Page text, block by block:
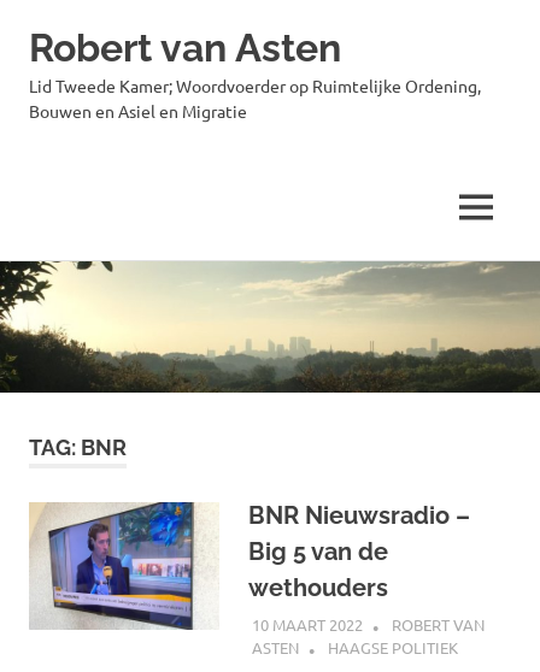
Ga
naar
de
inhoud
Robert van Asten
Lid Tweede Kamer; Woordvoerder op Ruimtelijke Ordening,
Bouwen en Asiel en Migratie
MENU
TAG: BNR
BNR Nieuwsradio –
Big 5 van de
wethouders
10 MAART 2022
ROBERT VAN
ASTEN
HAAGSE POLITIEK